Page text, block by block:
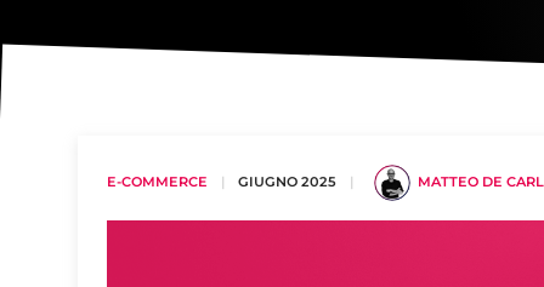
E-COMMERCE | GIUGNO 2025 | MATTEO DE